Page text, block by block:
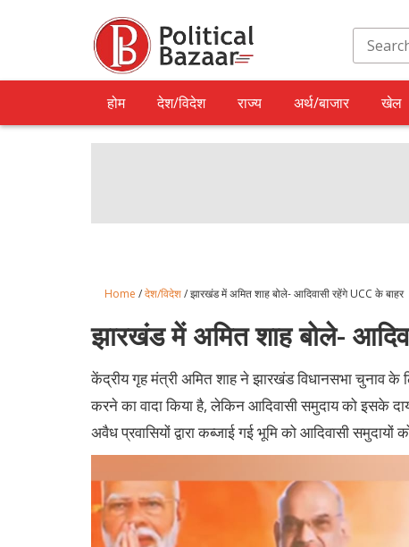
होम देश/विदेश राज्य अर्थ/बाजार खेल
Home /देश/विदेश/ झारखंड में अमित शाह बोले- आदिवासी रहेंगे UCC के बाहर
झारखंड में अमित शाह बोले-
केंद्रीय गृह मंत्री अमित शाह ने झारखंड विधानसभा चुनाव के
करने का वादा किया है, लेकिन आदिवासी समुदाय को इसके
अवैध प्रवासियों द्वारा कब्जाई गई भूमि को आदिवासी समुदायों